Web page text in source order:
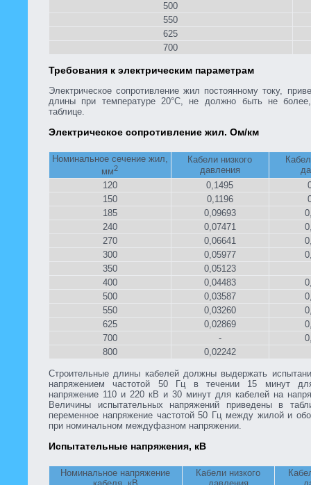
500
550
625
700
Требования к электрическим параметрам
Электрическое сопротивление жил постоянному току,
длины при температуре 20°С, не должно быть не более,
таблице.
Электрическое сопротивление жил. Ом/км
Номинальное сечение жил,
мм2
Кабели низкого
давления
120
0,1495
150
0,1196
185
0,09693
240
0,07471
270
0,06641
300
0,05977
350
0,05123
400
0,04483
500
0,03587
550
0,03260
625
0,02869
700
-
800
0,02242
Строительные длины кабелей должны выдержать
напряжением частотой 50 Гц в течении 15 минут
напряжение 110 и 220 кВ и 30 минут для кабелей на
Величины испытательных напряжений приведены в
переменное напряжение частотой 50 Гц между жилой и
при номинальном междуфазном напряжении.
Испытательные напряжения, кВ
Номинальное напряжение
Кабели низкого